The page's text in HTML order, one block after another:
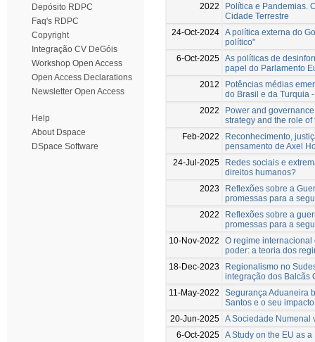
Depósito RDPC
Faq's RDPC
Copyright
Integração CV DeGóis
Workshop Open Access
Open Access Declarations
Newsletter Open Access
Help
About Dspace
DSpace Software
2022
Política e Pandemias.
Cidade Terrestre
24-Oct-2024 A política externa do
político"
6-Oct-2025 As políticas de
papel do Parlamento
2012
Potências médias
do Brasil e da Turquia
2022
Power and
strategy and the role
Feb-2022
Reconhecimento,
pensamento de Axel
24-Jul-2025
Redes sociais e
direitos humanos?
2023
Reflexões sobre a
promessas para a
2022
Reflexões sobre a
promessas para a
10-Nov-2022
O regime
poder: a teoria dos
18-Dec-2023
Regionalismo no
integração dos Balcãs
11-May-2022
Segurança Aduaneira
Santos e o seu
20-Jun-2025 A Sociedade Numenal
6-Oct-2025 A Study on the EU as